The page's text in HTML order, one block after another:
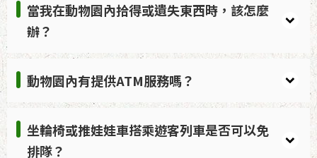
當我在動物園內拾得或遺失東西時，該怎麼
辦？
動物園內有提供ATM服務嗎？
坐輪椅或推娃娃車搭乘遊客列車是否可以免
排隊？